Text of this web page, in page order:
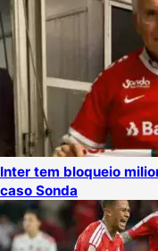
Inter tem bloqueio
caso Sonda